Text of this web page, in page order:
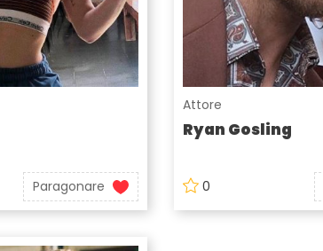
Paragonare
Attore
Ryan Gosling
0